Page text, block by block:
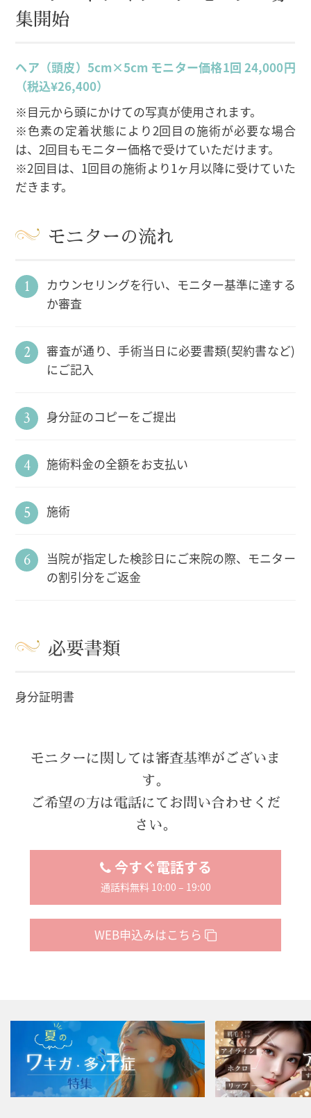
集開始
ヘア（頭皮）5cm×5cm モニター価格1回 24,000円
（税込¥26,400）
※目元から頭にかけての写真が使用されます。
※色素の定着状態により2回目の施術が必要な場合
は、2回目もモニター価格で受けていただけます。
※2回目は、1回目の施術より1ヶ月以降に受けていた
だきます。
モニターの流れ
カウンセリングを行い、モニター基準に達する
か審査
審査が通り、手術当日に必要書類(契約書など)
にご記入
身分証のコピーをご提出
施術料金の全額をお支払い
施術
当院が指定した検診日にご来院の際、モニター
の割引分をご返金
必要書類
身分証明書
モニターに関しては審査基準がございま
す。
ご希望の方は電話にてお問い合わせくだ
さい。
今すぐ電話する
通話料無料 10:00 – 19:00
WEB申込みはこちら